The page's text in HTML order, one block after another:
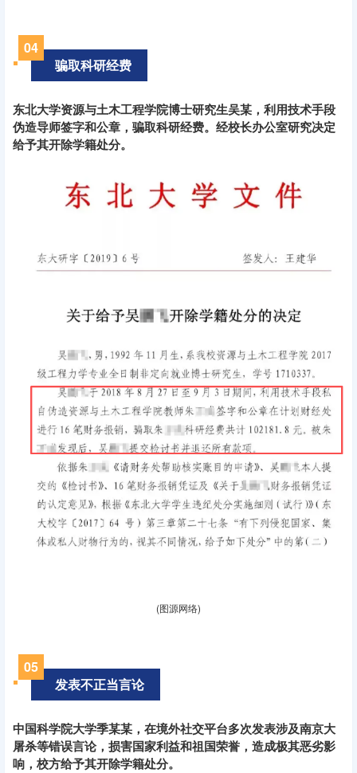
04
骗取科研经费
东北大学资源与土木工程学院博士研究生吴某，利用技术手段
伪造导师签字和公章，骗取科研经费。经校长办公室研究决定
给予其开除学籍处分。
(图源网络)
05
发表不正当言论
中国科学院大学季某某，在境外社交平台多次发表涉及南京大
屠杀等错误言论，损害国家利益和祖国荣誉，造成极其恶劣影
响，校方给予其开除学籍处分。